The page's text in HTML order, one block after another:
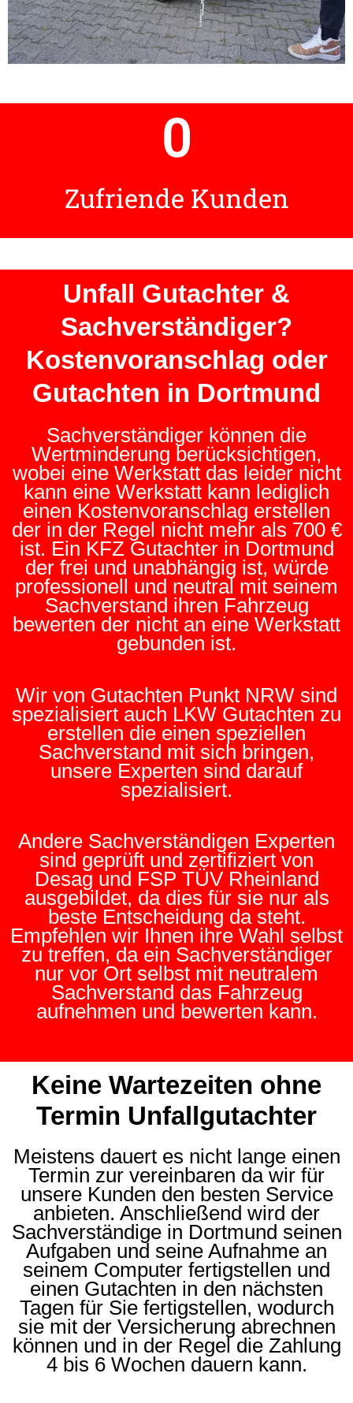
Zufriende Kunden
0
Unfall Gutachter &
Sachverständiger?
Kostenvoranschlag oder
Gutachten in Dortmund
Sachverständiger können die
Wertminderung berücksichtigen,
wobei eine Werkstatt das leider nicht
kann eine Werkstatt kann lediglich
einen Kostenvoranschlag erstellen
der in der Regel nicht mehr als 700 €
ist. Ein KFZ Gutachter in Dortmund
der frei und unabhängig ist, würde
professionell und neutral mit seinem
Sachverstand ihren Fahrzeug
bewerten der nicht an eine Werkstatt
gebunden ist.
Wir von Gutachten Punkt NRW sind
spezialisiert auch LKW Gutachten zu
erstellen die einen speziellen
Sachverstand mit sich bringen,
unsere Experten sind darauf
spezialisiert.
Andere Sachverständigen Experten
sind geprüft und zertifiziert von
Desag und FSP TÜV Rheinland
ausgebildet, da dies für sie nur als
beste Entscheidung da steht.
Empfehlen wir Ihnen ihre Wahl selbst
zu treffen, da ein Sachverständiger
nur vor Ort selbst mit neutralem
Sachverstand das Fahrzeug
aufnehmen und bewerten kann.
Keine Wartezeiten ohne
Termin Unfallgutachter
Meistens dauert es nicht lange einen
Termin zur vereinbaren da wir für
unsere Kunden den besten Service
anbieten. Anschließend wird der
Sachverständige in Dortmund seinen
Aufgaben und seine Aufnahme an
seinem Computer fertigstellen und
einen Gutachten in den nächsten
Tagen für Sie fertigstellen, wodurch
sie mit der Versicherung abrechnen
können und in der Regel die Zahlung
4 bis 6 Wochen dauern kann.